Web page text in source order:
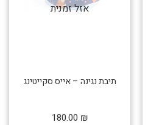
אזל זמנית
תיבת נגינה – אייס סקייטינג
180.00 ₪